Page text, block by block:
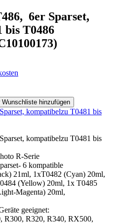
6er Sparset,
bis T0486
)
6 kompatible
21ml, 1xT0482 (Cyan) 20ml,
(Yellow) 20ml, 1x T0485
Magenta) 20ml,
geeignet:
R300, R320, R340, RX500,